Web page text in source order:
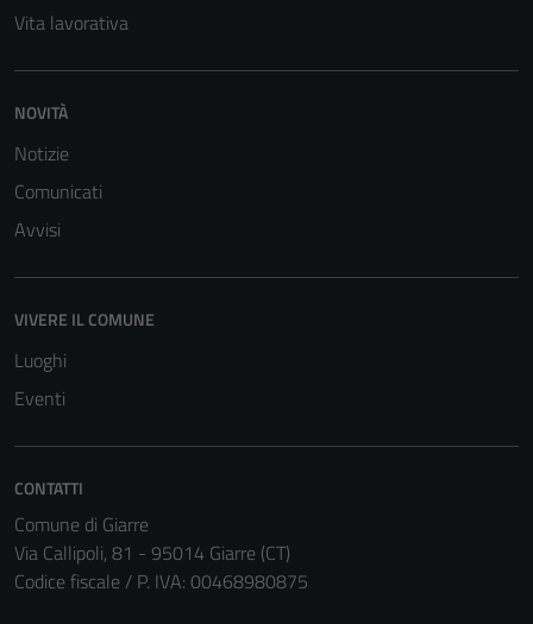
Vita lavorativa
NOVITÀ
Notizie
Comunicati
Avvisi
VIVERE IL COMUNE
Luoghi
Eventi
CONTATTI
Comune di Giarre
Via Callipoli, 81 - 95014 Giarre (CT)
Codice fiscale / P. IVA: 00468980875